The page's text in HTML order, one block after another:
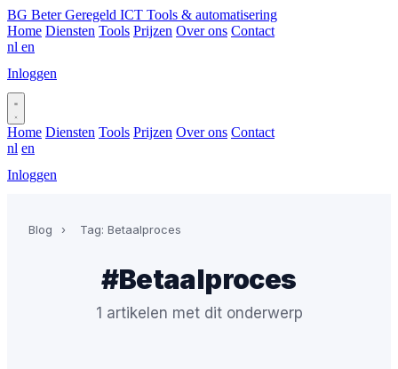
BG Beter Geregeld ICT Tools & automatisering
Home Diensten Tools Prijzen Over ons Contact
nl en
Inloggen
Home Diensten Tools Prijzen Over ons Contact
nl en
Inloggen
Blog › Tag: Betaalproces
#Betaalproces
1 artikelen met dit onderwerp